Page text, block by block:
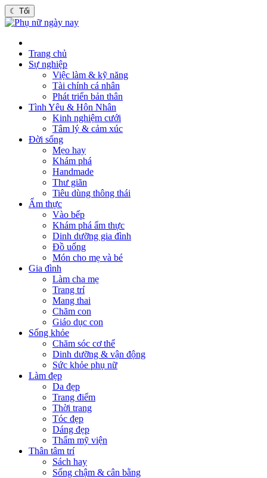
☾ Tối
Trang chủ
Sự nghiệp
Việc làm & kỹ năng
Tài chính cá nhân
Phát triển bản thân
Tình Yêu & Hôn Nhân
Kinh nghiệm cưới
Tâm lý & cảm xúc
Đời sống
Mẹo hay
Khám phá
Handmade
Thư giãn
Tiêu dùng thông thái
Ẩm thực
Vào bếp
Khám phá ẩm thực
Dinh dưỡng gia đình
Đồ uống
Món cho mẹ và bé
Gia đình
Làm cha mẹ
Trang trí
Mang thai
Chăm con
Giáo dục con
Sống khỏe
Chăm sóc cơ thể
Dinh dưỡng & vận động
Sức khỏe phụ nữ
Làm đẹp
Da đẹp
Trang điểm
Thời trang
Tóc đẹp
Dáng đẹp
Thẩm mỹ viện
Thân tâm trí
Sách hay
Sống chậm & cân bằng